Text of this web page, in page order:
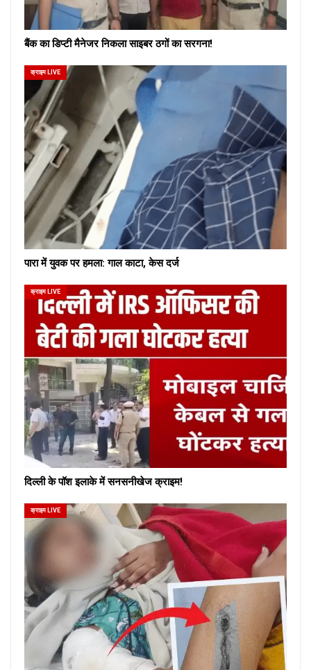
बैंक का डिप्टी मैनेजर निकला साइबर ठगों का सरगना!
क्राइम LIVE
पारा में युवक पर हमला: गाल काटा, केस दर्ज
क्राइम LIVE
दिल्ली के पॉश इलाके में सनसनीखेज क्राइम!
क्राइम LIVE